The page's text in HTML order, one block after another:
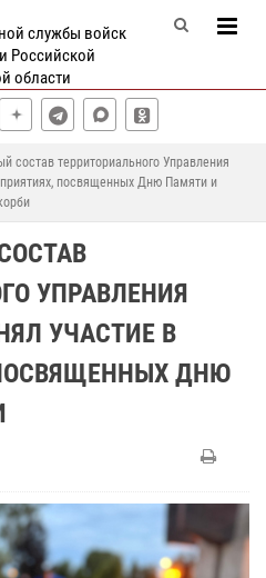
службы войск
Российской
области
состав территориального Управления
посвященных Дню Памяти и
УПРАВЛЕНИЯ
УЧАСТИЕ В
ДНЮ